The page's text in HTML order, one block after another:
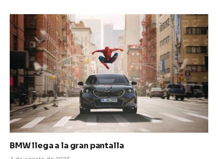
BMW llega a la gran pantalla